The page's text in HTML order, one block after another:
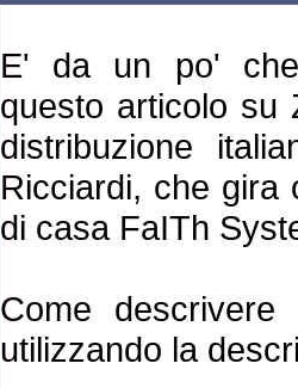
E' da un po'
questo articolo su
distribuzione
Ricciardi, che gira
di casa FaITh
Come
utilizzando la